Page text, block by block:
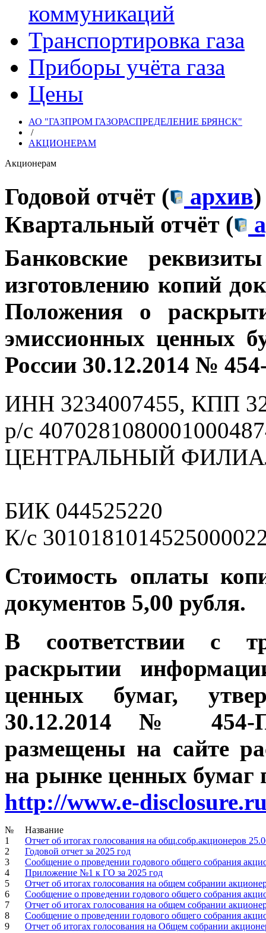
коммуникаций
Транспортировка газа
Приборы учёта газа
Цены
АО "ГАЗПРОМ ГАЗОРАСПРЕДЕЛЕНИЕ БРЯНСК"
/
АКЦИОНЕРАМ
Акционерам
Годовой отчёт ( архив)
Квартальный отчёт (
Банковские
изготовлению копий
Положения о
эмиссионных ценных
России 30.12.2014 №
ИНН 3234007455, КПП
р/с
ЦЕНТРАЛЬНЫЙ
БИК 044525220
К/с
Стоимость оплаты
документов 5,00 рубля.
В соответствии с
раскрытии
ценных бумаг,
30.12.2014 № 454-П
размещены на сайте
на рынке ценных бумаг
http://www.e-
№
Название
1
Отчет об итогах голосования на общ.собр.акционеров
2
Годовой отчет за 2025 год
3
Сообщение о проведении годового общего собрания
4
Приложение №1 к ГО за 2025 год
5
Отчет об итогах голосования на общем собрании
6
Сообщение о проведении годового общего собрания
7
Отчет об итогах голосования на общем собрании
8
Сообщение о проведении годового общего собрания
9
Отчет об итогах голосования на Общем собрании